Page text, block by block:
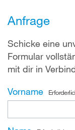
Anfrage
Schicke eine
Formular
mit dir in
Vorname